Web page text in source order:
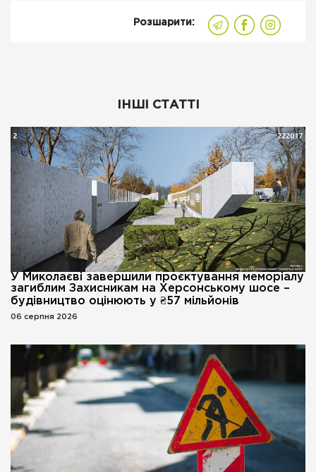
Розшарити:
ІНШІ СТАТТІ
У Миколаєві завершили проєктування меморіалу
загиблим Захисникам на Херсонському шосе –
будівництво оцінюють у ₴57 мільйонів
06 серпня 2026